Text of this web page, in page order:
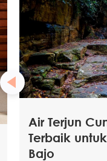
Air Terjun
Terbaik
Bajo